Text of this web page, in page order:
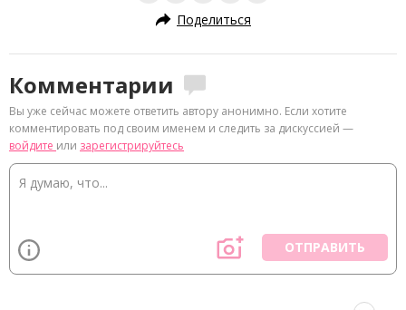
Поделиться
Комментарии
Вы уже сейчас можете ответить автору анонимно. Если хотите
комментировать под своим именем и следить за дискуссией —
войдите или зарегистрируйтесь
ОТПРАВИТЬ